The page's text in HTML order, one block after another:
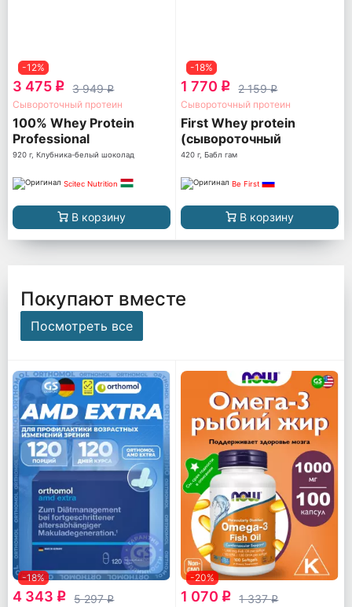
-12%
3 475 q 3 949q
Сывороточный протеин
100% Whey Protein
Professional
920 г, Клубника-белый шоколад
Scitec Nutrition
В корзину
-18%
1 770 q 2 159q
Сывороточный протеин
First Whey protein
(сывороточный
протеин)
420 г, Бабл гам
Be First
В корзину
Покупают вместе
Посмотреть все
-18%
4 343 q 5 297q
-20%
1 070 q 1 337q